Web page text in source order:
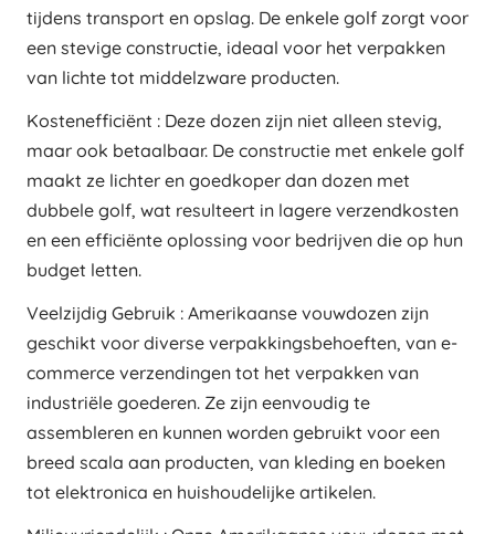
tijdens transport en opslag. De enkele golf zorgt voor
een stevige constructie, ideaal voor het verpakken
van lichte tot middelzware producten.
Kostenefficiënt : Deze dozen zijn niet alleen stevig,
maar ook betaalbaar. De constructie met enkele golf
maakt ze lichter en goedkoper dan dozen met
dubbele golf, wat resulteert in lagere verzendkosten
en een efficiënte oplossing voor bedrijven die op hun
budget letten.
Veelzijdig Gebruik : Amerikaanse vouwdozen zijn
geschikt voor diverse verpakkingsbehoeften, van e-
commerce verzendingen tot het verpakken van
industriële goederen. Ze zijn eenvoudig te
assembleren en kunnen worden gebruikt voor een
breed scala aan producten, van kleding en boeken
tot elektronica en huishoudelijke artikelen.